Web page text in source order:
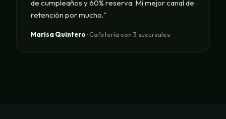
de cumpleaños y 60% reserva. Mi mejor canal de
retención por mucho."
Marisa Quintero · Cafetería con 3 sucursales